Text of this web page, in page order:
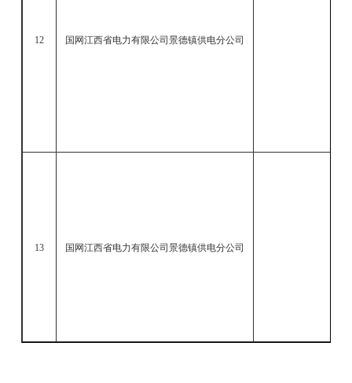
12 国网江西省电力有限公司景德镇供电分公司
13 国网江西省电力有限公司景德镇供电分公司